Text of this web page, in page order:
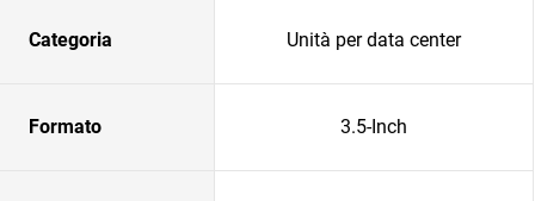
Categoria Unità per data center
Formato 3.5-Inch